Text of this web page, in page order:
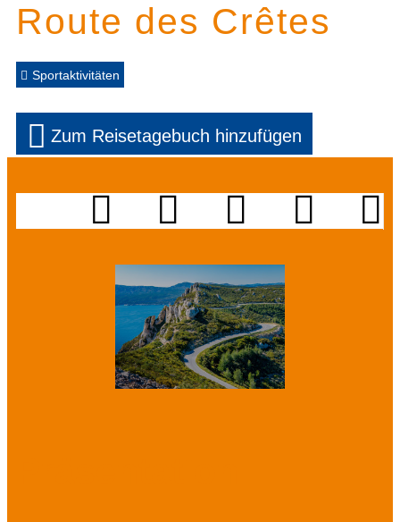
Route des Crêtes
Sportaktivitäten
Zum Reisetagebuch hinzufügen